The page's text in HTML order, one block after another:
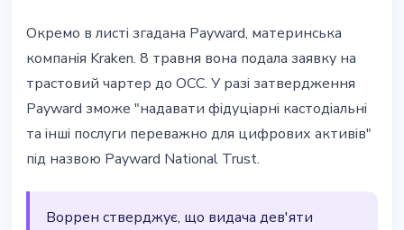
Окремо в листі згадана Payward, материнська
компанія Kraken. 8 травня вона подала заявку на
трастовий чартер до OCC. У разі затвердження
Payward зможе "надавати фідуціарні кастодіальні
та інші послуги переважно для цифрових активів"
під назвою Payward National Trust.
Воррен стверджує, що видача дев'яти